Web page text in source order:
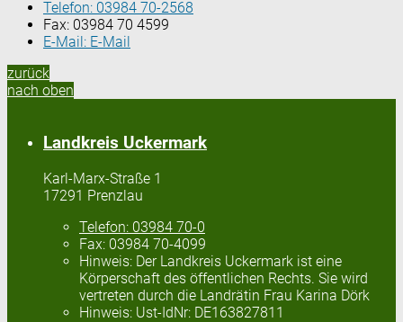
Telefon: 03984 70-2568
Fax: 03984 70 4599
E-Mail: E-Mail
zurück
nach oben
Landkreis Uckermark
Karl-Marx-Straße 1
17291 Prenzlau
Telefon: 03984 70-0
Fax: 03984 70-4099
Hinweis: Der Landkreis Uckermark ist eine
Körperschaft des öffentlichen Rechts. Sie wird
vertreten durch die Landrätin Frau Karina Dörk
Hinweis: Ust-IdNr: DE163827811